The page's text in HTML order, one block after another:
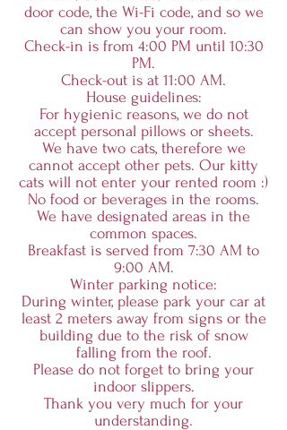
door code, the Wi-Fi code, and so we
can show you your room.
Check-in is from 4:00 PM until 10:30
PM.
Check-out is at 11:00 AM.
House guidelines:
For hygienic reasons, we do not
accept personal pillows or sheets.
We have two cats, therefore we
cannot accept other pets. Our kitty
cats will not enter your rented room :)
No food or beverages in the rooms.
We have designated areas in the
common spaces.
Breakfast is served from 7:30 AM to
9:00 AM.
Winter parking notice:
During winter, please park your car at
least 2 meters away from signs or the
building due to the risk of snow
falling from the roof.
Please do not forget to bring your
indoor slippers.
Thank you very much for your
understanding.